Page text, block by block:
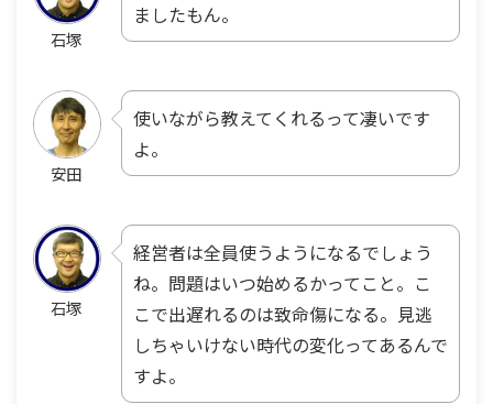
石塚
ましたもん。
安田
使いながら教えてくれるって凄いです
よ。
石塚
経営者は全員使うようになるでしょう
ね。問題はいつ始めるかってこと。こ
こで出遅れるのは致命傷になる。見逃
しちゃいけない時代の変化ってあるんで
すよ。